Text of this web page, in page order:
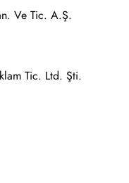
Ve Tic. A.Ş.
Tic. Ltd. Şti.